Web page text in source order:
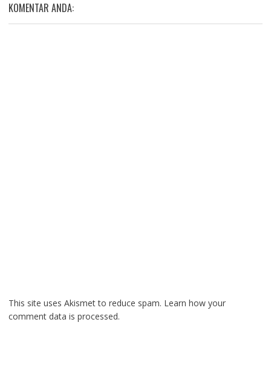
KOMENTAR ANDA:
This site uses Akismet to reduce spam. Learn how your
comment data is processed.